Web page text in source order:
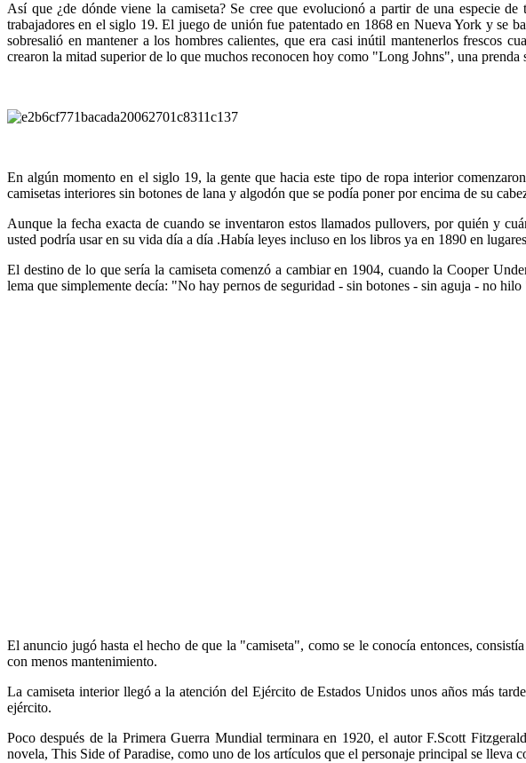
Así que ¿de dónde viene la camiseta? Se cree que evolucionó a partir de una especie
trabajadores en el siglo 19. El juego de unión fue patentado en 1868 en Nueva York y se
sobresalió en mantener a los hombres calientes, que era casi inútil mantenerlos frescos
crearon la mitad superior de lo que muchos reconocen hoy como "Long Johns", una
En algún momento en el siglo 19, la gente que hacia este tipo de ropa interior
camisetas interiores sin botones de lana y algodón que se podía poner por encima de su
Aunque la fecha exacta de cuando se inventaron estos llamados pullovers, por quién y
usted podría usar en su vida día a día .Había leyes incluso en los libros ya en 1890 en
El destino de lo que sería la camiseta comenzó a cambiar en 1904, cuando la Cooper
lema que simplemente decía: "No hay pernos de seguridad - sin botones - sin aguja - no hilo
El anuncio jugó hasta el hecho de que la "camiseta", como se le conocía entonces,
con menos mantenimiento.
La camiseta interior llegó a la atención del Ejército de Estados Unidos unos años más
ejército.
Poco después de la Primera Guerra Mundial terminara en 1920, el autor F.Scott
novela, This Side of Paradise, como uno de los artículos que el personaje principal se lleva